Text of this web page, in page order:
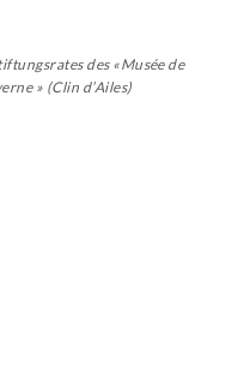
des «Musée de
» (Clin d’Ailes)